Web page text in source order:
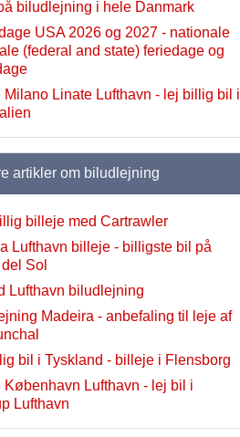
biludlejning i hele Danmark
USA 2026 og 2027 - nationale
(federal and state) feriedage og
Milano Linate Lufthavn - lej billig bil i
artikler om biludlejning
billeje med Cartrawler
Lufthavn billeje - billigste bil på
Sol
Lufthavn biludlejning
Madeira - anbefaling til leje af
bil i Tyskland - billeje i Flensborg
København Lufthavn - lej bil i
Lufthavn